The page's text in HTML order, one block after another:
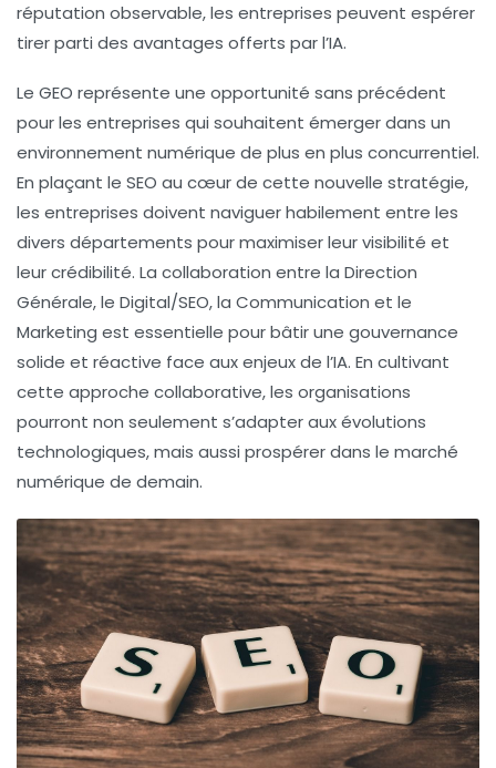
réputation observable, les entreprises peuvent espérer
tirer parti des avantages offerts par l’IA.
Le GEO représente une opportunité sans précédent
pour les entreprises qui souhaitent émerger dans un
environnement numérique de plus en plus concurrentiel.
En plaçant le SEO au cœur de cette nouvelle stratégie,
les entreprises doivent naviguer habilement entre les
divers départements pour maximiser leur visibilité et
leur crédibilité. La collaboration entre la Direction
Générale, le Digital/SEO, la Communication et le
Marketing est essentielle pour bâtir une gouvernance
solide et réactive face aux enjeux de l’IA. En cultivant
cette approche collaborative, les organisations
pourront non seulement s’adapter aux évolutions
technologiques, mais aussi prospérer dans le marché
numérique de demain.